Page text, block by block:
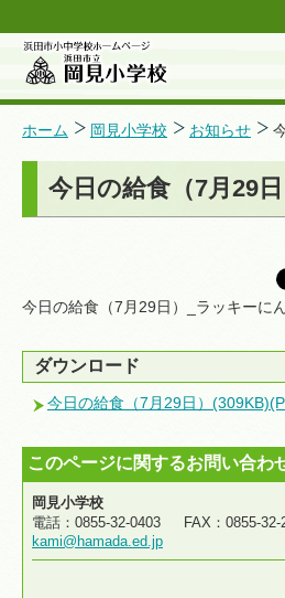
浜田市小中学校ホームページ
ホーム 岡見小学校 お知らせ
今日の給食（7月29日
今日の給食（7月29日）_ラッキーに
ダウンロード
今日の給食（7月29日）
このページに関するお問い合わ
岡見小学校
電話：0855-32-0403 FAX：0855-
kami@hamada.ed.jp